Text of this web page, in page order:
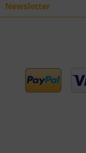
Newsletter